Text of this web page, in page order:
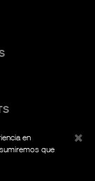
marca
Todos los
en
que